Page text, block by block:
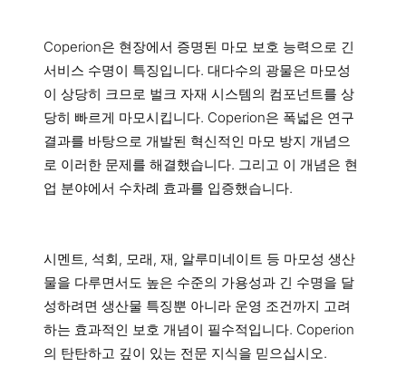
Coperion은 현장에서 증명된 마모 보호 능력으로 긴
서비스 수명이 특징입니다. 대다수의 광물은 마모성
이 상당히 크므로 벌크 자재 시스템의 컴포넌트를 상
당히 빠르게 마모시킵니다. Coperion은 폭넓은 연구
결과를 바탕으로 개발된 혁신적인 마모 방지 개념으
로 이러한 문제를 해결했습니다. 그리고 이 개념은 현
업 분야에서 수차례 효과를 입증했습니다.
시멘트, 석회, 모래, 재, 알루미네이트 등 마모성 생산
물을 다루면서도 높은 수준의 가용성과 긴 수명을 달
성하려면 생산물 특징뿐 아니라 운영 조건까지 고려
하는 효과적인 보호 개념이 필수적입니다. Coperion
의 탄탄하고 깊이 있는 전문 지식을 믿으십시오.